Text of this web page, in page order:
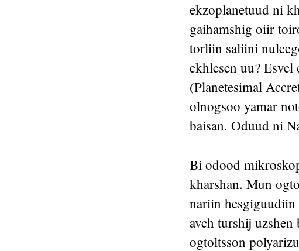
ekzoplanetuud ni
gaihamshig oiir
torliin saliini
ekhlesen uu?
(Planetesimal
olnogsoo yamar
baisan. Oduud ni
Bi odood
kharshan. Mun
nariin hesgiguudiin
avch turshij uzshen
ogtoltsson